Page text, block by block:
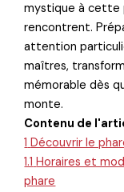
mystique à cette
rencontrent.
attention
maîtres,
mémorable dès
monte.
Contenu de
1 Découvrir le
1.1 Horaires et
phare